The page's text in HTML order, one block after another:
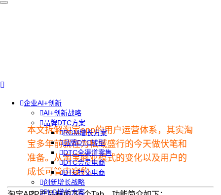
企业AI+创新
AI+创新战略
品牌DTC方案
RGM增长方案
品牌DTC转型
DTC全渠道零售
DTC会员电商
DTC社交电商
创新增长战略
PLG增长方案
本文拆解淘宝app的用户运营体系，其实淘
宝多年前就在为私域盛行的今天做伏笔和
准备。从淘宝商业模式的变化以及用户的
成长可管中窥豹。